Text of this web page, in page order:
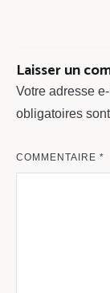
Laisser un
Votre adresse
obligatoires
COMMENTAIRE *